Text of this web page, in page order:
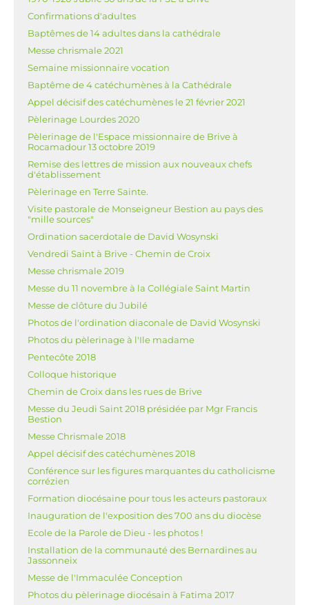
Confirmations d'adultes
Baptêmes de 14 adultes dans la cathédrale
Messe chrismale 2021
Semaine missionnaire vocation
Baptême de 4 catéchumènes à la Cathédrale
Appel décisif des catéchumènes le 21 février 2021
Pèlerinage Lourdes 2020
Pèlerinage de l'Espace missionnaire de Brive à
Rocamadour 13 octobre 2019
Remise des lettres de mission aux nouveaux chefs
d'établissement
Pèlerinage en Terre Sainte.
Visite pastorale de Monseigneur Bestion au pays des
"mille sources"
Ordination sacerdotale de David Wosynski
Vendredi Saint à Brive - Chemin de Croix
Messe chrismale 2019
Messe du 11 novembre à la Collégiale Saint Martin
Messe de clôture du Jubilé
Photos de l'ordination diaconale de David Wosynski
Photos du pèlerinage à l'Ile madame
Pentecôte 2018
Colloque historique
Chemin de Croix dans les rues de Brive
Messe du Jeudi Saint 2018 présidée par Mgr Francis
Bestion
Messe Chrismale 2018
Appel décisif des catéchumènes 2018
Conférence sur les figures marquantes du catholicisme
corrézien
Formation diocésaine pour tous les acteurs pastoraux
Inauguration de l'exposition des 700 ans du diocèse
Ecole de la Parole de Dieu - les photos !
Installation de la communauté des Bernardines au
Jassonneix
Messe de l'Immaculée Conception
Photos du pèlerinage diocésain à Fatima 2017